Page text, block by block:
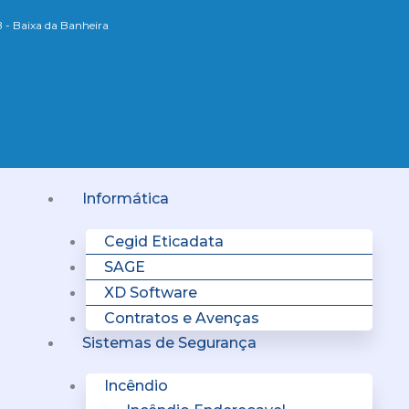
- Baixa da Banheira
Informática
Cegid Eticadata
SAGE
XD Software
Contratos e Avenças
Sistemas de Segurança
Incêndio
Menu